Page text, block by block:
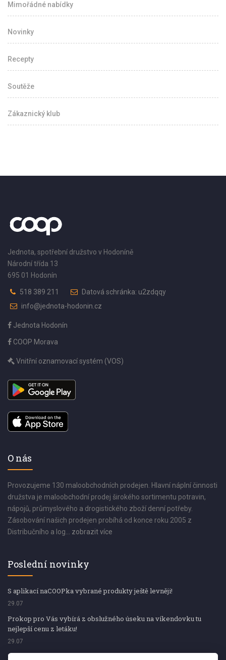
Mimořádné nabídky
Novinky
Recepty
Soutěže
Zákaznický klub
Jednota, spotřební družstvo v Hodoníně
Národní třída 13
695 01 Hodonín
518 389 211
Datová schránka: u2zdqqy
info@jednota-hodonin.cz
Jednota Hodonín
COOP Morava
Vnitřní oznamovací systém (VOS)
O nás
Provozujeme 130 maloobchodních prodejen. Hlavní náplní činnosti
družstva je maloobchodní prodej širokého sortimentu potravin,
nápojů, průmyslového a drogistického zboží denní potřeby.
Zásobování našich prodejen probíhá od konce roku 2005 z
Distribučního a log... zobrazit více
Poslední novinky
S aplikací naCOOPka vybrané produkty ještě levněji!
29.07
Prokop pro Vás vybírá z obslužného úseku na víkendovku tu
nejlepší cenu z letáku!
29.07
Prokop pro Vás vybírá z obslužného úseku na víkendovku tu